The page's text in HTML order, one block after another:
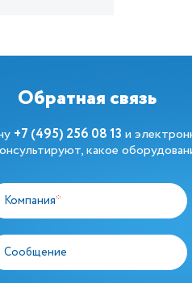
Обратная связь
+7 (495) 256 08 13 и
какое
Компания*
Сообщение